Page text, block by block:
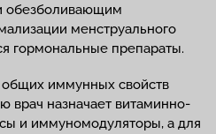
обезболивающим
менструального
гормональные препараты.
иммунных свойств
врач назначает витаминно-
и иммуномодуляторы, а для